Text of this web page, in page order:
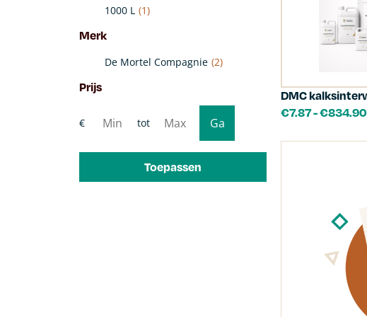
1000 L (1)
Merk
De Mortel Compagnie (2)
Prijs
Toepassen
DMC
€7.87-€834.90